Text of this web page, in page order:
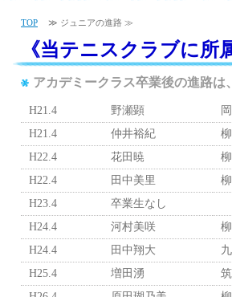
TOP ≫ ジュニアの進路 ≫
《当テニスクラブに所
アカデミークラス卒業後の進路は
H21.4 野瀬顕
H21.4
仲井裕紀
H22.4
花田暁
H22.4
田中美里
H23.4
卒業生なし
H24.4
河村美咲
H24.4
田中翔大
H25.4
増田湧